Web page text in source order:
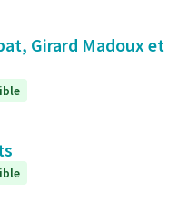
Girard Madoux et